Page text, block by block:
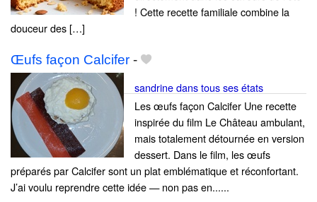
! Cette recette familiale combine la
douceur des […]
Œufs façon Calcifer -
sandrine dans tous ses états
Les œufs façon Calcifer Une recette
inspirée du film Le Château ambulant,
mais totalement détournée en version
dessert. Dans le film, les œufs
préparés par Calcifer sont un plat emblématique et réconfortant.
J’ai voulu reprendre cette idée — non pas en......